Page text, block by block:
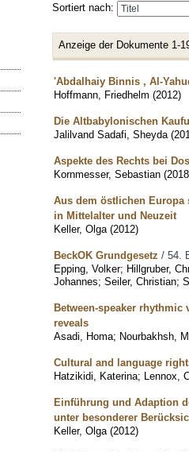
Sortiert nach:
Anzeige der Dokumente 1-
'Abdalhaiy Binnis , Al-
Hoffmann, Friedhelm (2012)
Die Altbabylonischen
Jalilvand Sadafi, Sheyda (
Aspekte des Rechts bei
Kornmesser, Sebastian (2018
Aus dem östlichen Europa
in Mittelalter und Neuzeit
Keller, Olga (2012)
BeckOK Grundgesetz / 54.
Epping, Volker; Hillgruber,
Johannes; Seiler, Christian;
Between-speaker
reveals
Asadi, Homa; Nourbakhsh,
Cultural and language
Hatzikidi, Katerina; Lennox,
Einführung und Adaption
unter besonderer
Keller, Olga (2012)